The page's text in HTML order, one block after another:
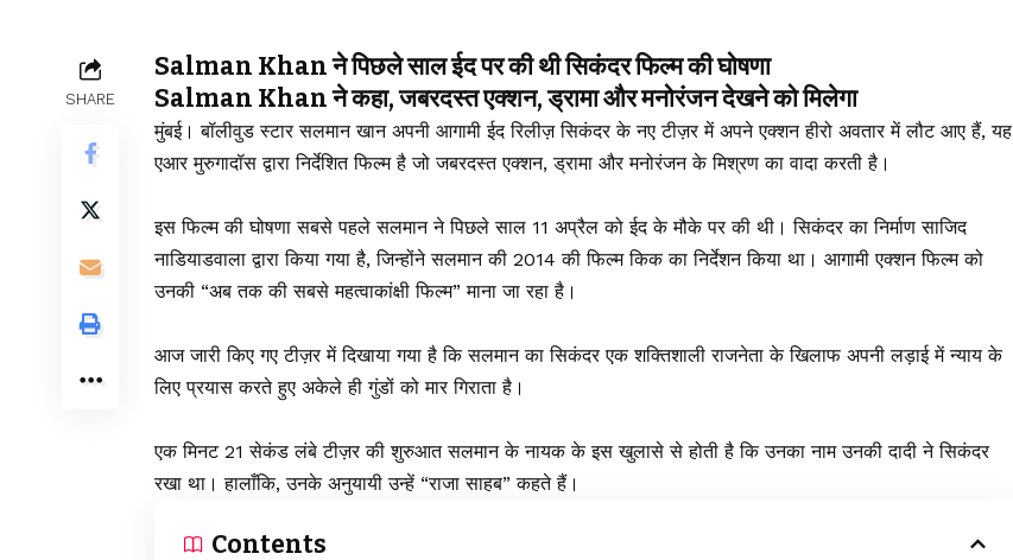
SHARE
Salman Khan ने पिछले साल ईद पर की थी सिकंदर फिल्म की घोषणा
Salman Khan ने कहा, जबरदस्त एक्शन, ड्रामा और मनोरंजन देखने को मिलेगा
मुंबई। बॉलीवुड स्टार सलमान खान अपनी आगामी ईद रिलीज़ सिकंदर के नए टीज़र में अपने एक्शन हीरो अवतार में लौट आए हैं, यह
एआर मुरुगादॉस द्वारा निर्देशित फिल्म है जो जबरदस्त एक्शन, ड्रामा और मनोरंजन के मिश्रण का वादा करती है।
इस फिल्म की घोषणा सबसे पहले सलमान ने पिछले साल 11 अप्रैल को ईद के मौके पर की थी। सिकंदर का निर्माण साजिद
नाडियाडवाला द्वारा किया गया है, जिन्होंने सलमान की 2014 की फिल्म किक का निर्देशन किया था। आगामी एक्शन फिल्म को
उनकी “अब तक की सबसे महत्वाकांक्षी फिल्म” माना जा रहा है।
आज जारी किए गए टीज़र में दिखाया गया है कि सलमान का सिकंदर एक शक्तिशाली राजनेता के खिलाफ अपनी लड़ाई में न्याय के
लिए प्रयास करते हुए अकेले ही गुंडों को मार गिराता है।
एक मिनट 21 सेकंड लंबे टीज़र की शुरुआत सलमान के नायक के इस खुलासे से होती है कि उनका नाम उनकी दादी ने सिकंदर
रखा था। हालाँकि, उनके अनुयायी उन्हें “राजा साहब” कहते हैं।
Contents